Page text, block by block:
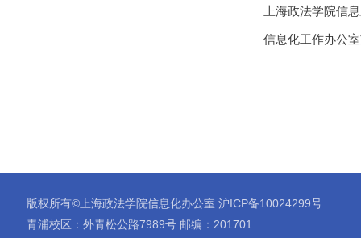
上海政法学院信
信息化工作办公
版权所有©上海政法学院信息化办公室 沪ICP备10024299号
青浦校区：外青松公路7989号 邮编：201701